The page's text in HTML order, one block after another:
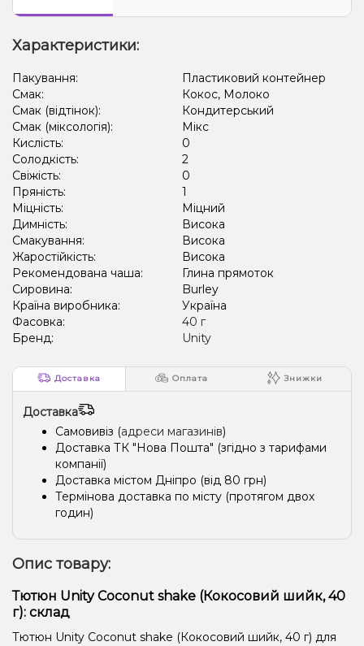
Характеристики:
Пакування:
Пластиковий контейнер
Смак:
Кокос, Молоко
Смак (відтінок):
Кондитерський
Смак (міксологія):
Мікс
Кислість:
0
Солодкість:
2
Свіжість:
0
Пряність:
1
Міцність:
Міцний
Димність:
Висока
Смакування:
Висока
Жаростійкість:
Висока
Рекомендована чаша:
Глина прямоток
Сировина:
Burley
Країна виробника:
Україна
Фасовка:
40 г
Бренд:
Unity
Доставка Оплата Знижки
Доставка
Самовивіз (адреси магазинів)
Доставка ТК "Нова Пошта" (згідно з тарифами
компанії)
Доставка містом Дніпро (від 80 грн)
Термінова доставка по місту (протягом двох
годин)
Опис товару:
Тютюн Unity Coconut shake (Кокосовий шийк, 40
г): склад
Тютюн Unity Coconut shake (Кокосовий шийк, 40 г) для